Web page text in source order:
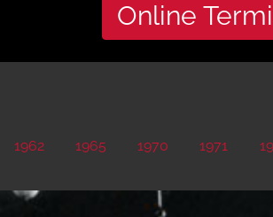
Online
1962 1965 1970 1971